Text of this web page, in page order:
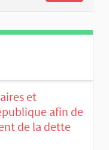
et
afin de
de la dette